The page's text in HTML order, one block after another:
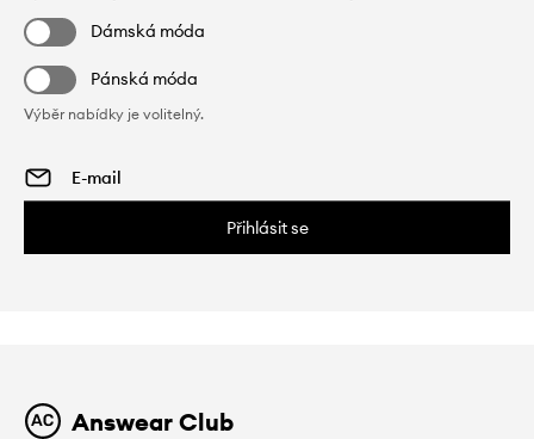
Dámská móda
Pánská móda
Výběr nabídky je volitelný.
Přihlásit se
Answear Club